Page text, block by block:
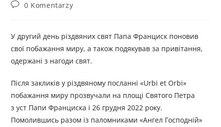
0 Komentarzy
У другий день різдвяних свят Папа Франциск поновив
свої побажання миру, а також подякував за привітання,
одержані з нагоди свят.
Після закликів у різдвяному посланні «Urbi et Orbi»
побажання миру прозвучали на площі Святого Петра
з уст Папи Франциска і 26 грудня 2022 року.
Помолившись разом із паломниками «Ангел Господній»